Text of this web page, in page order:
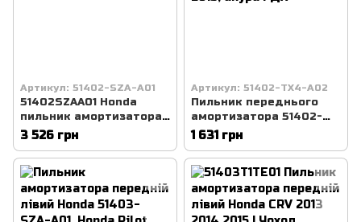
Артикул: 51402-SZA-A01
51402SZAA01 Honda
пильник амортизатора
переднього Pilot 2008-
2012, хонда пілот
3 526 грн
Артикул: 51402-TX4-A02
Пильник переднього
амортизатора 51402-
TX4-A02 - HONDA/ACURA
RDX, 2015, акура РДХ
1 631 грн